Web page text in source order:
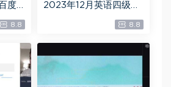
度
8.8
2023年12月英语四级：
笑过四级全程班[周思
成]，百度网盘(25.60G)
8.8